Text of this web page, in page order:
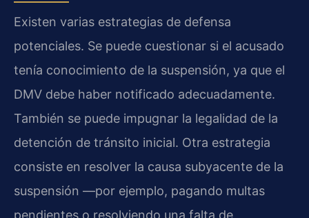
Existen varias estrategias de defensa
potenciales. Se puede cuestionar si el acusado
tenía conocimiento de la suspensión, ya que el
DMV debe haber notificado adecuadamente.
También se puede impugnar la legalidad de la
detención de tránsito inicial. Otra estrategia
consiste en resolver la causa subyacente de la
suspensión —por ejemplo, pagando multas
pendientes o resolviendo una falta de